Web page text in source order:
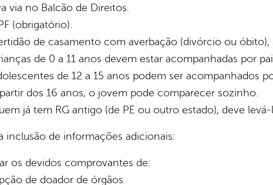
via no Balcão de Direitos.
(obrigatório).
de casamento com averbação (divórcio ou óbito),
de 0 a 11 anos devem estar acompanhadas por
de 12 a 15 anos podem ser acompanhados
partir dos 16 anos, o jovem pode comparecer sozinho.
já tem RG antigo (de PE ou outro estado), deve levá-
inclusão de informações adicionais:
os devidos comprovantes de:
de doador de órgãos